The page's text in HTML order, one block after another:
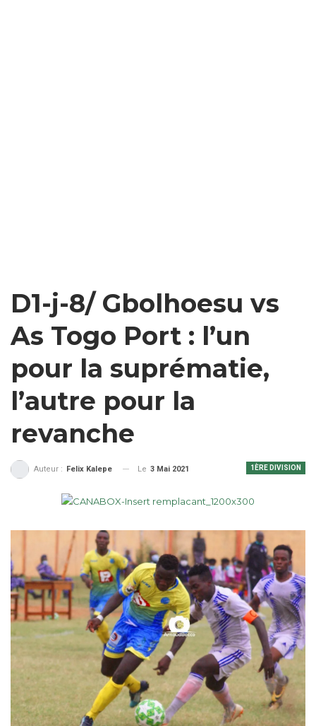
D1-j-8/ Gbolhoesu vs
As Togo Port : l’un
pour la suprématie,
l’autre pour la
revanche
1ÈRE DIVISION
Auteur : Felix Kalepe Le 3 Mai 2021